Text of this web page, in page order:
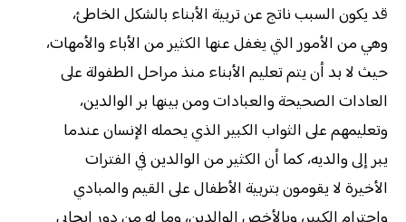
قد يكون السبب ناتج عن تربية الأبناء بالشكل الخاطئ،
وهي من الأمور التي يغفل عنها الكثير من الأباء والأمهات،
حيث لا بد أن يتم تعليم الأبناء منذ مراحل الطفولة على
العادات الصحيحة والعبادات ومن بينها بر الوالدين،
وتعليمهم على الثواب الكبير الذي يحمله الإنسان عندما
يبر إلى والديه، كما أن الكثير من الوالدين في الفترات
الأخيرة لا يقومون بتربية الأطفال على القيم والمبادي